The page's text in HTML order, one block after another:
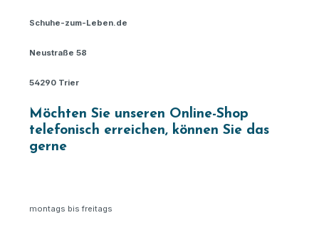
Schuhe-zum-Leben.de
Neustraße 58
54290 Trier
Möchten Sie unseren Online-Shop
telefonisch erreichen, können Sie das
gerne
montags bis freitags